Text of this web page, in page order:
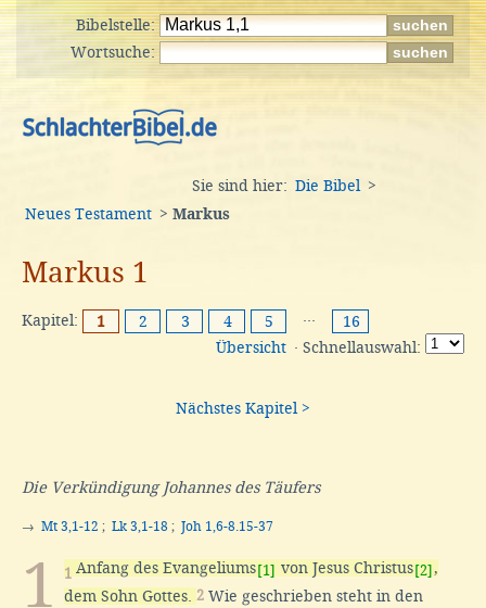
Bibelstelle:
Wortsuche:
Sie sind hier: Die Bibel
>
Neues Testament > Markus
Markus 1
Kapitel: 1 2 3 4 5 ···
16
Übersicht · Schnellauswahl:
Nächstes Kapitel >
Die Verkündigung Johannes des Täufers
→ Mt 3,1-12 ; Lk 3,1-18 ; Joh 1,6-8.15-37
1 1 Anfang des Evangeliums [1] von Jesus Christus [2] ,
dem Sohn Gottes. 2 Wie geschrieben steht in den